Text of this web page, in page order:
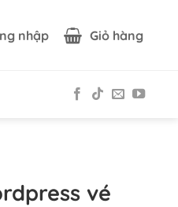
nhập Giỏ hàng
vé